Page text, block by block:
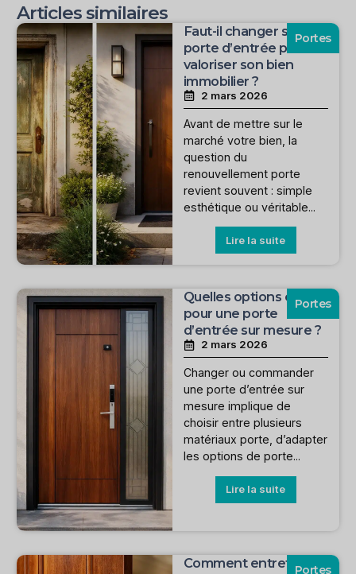
Articles similaires
Portes
Faut-il changer sa
porte d’entrée pour
valoriser son bien
immobilier ?
2 mars 2026
Avant de mettre sur le
marché votre bien, la
question du
renouvellement porte
revient souvent : simple
esthétique ou véritable...
Lire la suite
Portes
Quelles options choisir
pour une porte
d’entrée sur mesure ?
2 mars 2026
Changer ou commander
une porte d’entrée sur
mesure implique de
choisir entre plusieurs
matériaux porte, d’adapter
les options de porte...
Lire la suite
Portes
Comment entretenir